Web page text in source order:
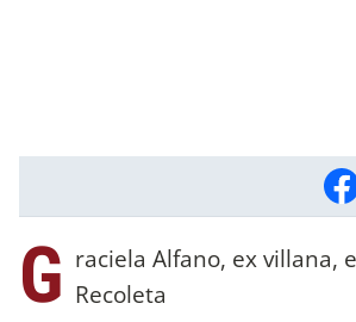
G raciela Alfano, ex villana,
Recoleta